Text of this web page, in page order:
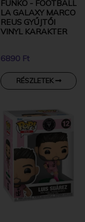
FUNKO - FOOTBALL
LA GALAXY MARCO
REUS GYŰJTŐI
VINYL KARAKTER
6890 Ft
RÉSZLETEK